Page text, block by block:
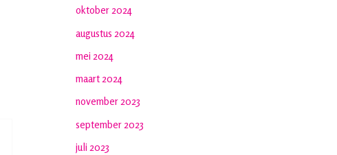
oktober 2024
augustus 2024
mei 2024
maart 2024
november 2023
september 2023
juli 2023